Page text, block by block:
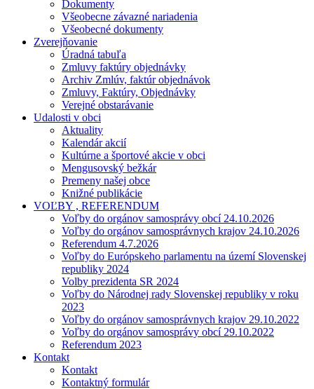
Dokumenty
Všeobecne závazné nariadenia
Všeobecné dokumenty
Zverejňovanie
Úradná tabuľa
Zmluvy faktúry objednávky
Archiv Zmlúv, faktúr objednávok
Zmluvy, Faktúry, Objednávky
Verejné obstarávanie
Udalosti v obci
Aktuality
Kalendár akcií
Kultúrne a športové akcie v obci
Mengusovský bežkár
Premeny našej obce
Knižné publikácie
VOĽBY , REFERENDUM
Voľby do orgánov samosprávy obcí 24.10.2026
Voľby do orgánov samosprávnych krajov 24.10.2026
Referendum 4.7.2026
Voľby do Európskeho parlamentu na území Slovenskej
republiky 2024
Volby prezidenta SR 2024
Voľby do Národnej rady Slovenskej republiky v roku
2023
Voľby do orgánov samosprávnych krajov 29.10.2022
Voľby do orgánov samosprávy obcí 29.10.2022
Referendum 2023
Kontakt
Kontakt
Kontaktný formulár